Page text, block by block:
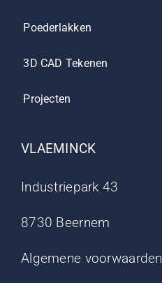
Poederlakken
3D CAD Tekenen
Projecten
VLAEMINCK
Industriepark 43
8730 Beernem
Algemene voorwaarden